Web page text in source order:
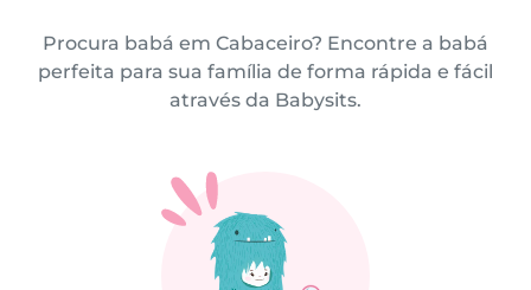
Procura babá em Cabaceiro? Encontre a babá
perfeita para sua família de forma rápida e fácil
através da Babysits.